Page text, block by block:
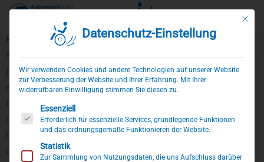
Zum
Inhalt
springen
Home Produkte»Einstiegshilfen»Schwenksitz Ford B-Max
Schwenksitz für Ford B-Max
Der BraunAbility Turnout BIS ist ein speziell für den Ford B-Max
entwickelte Schwenksitz als Konsole. Da im Ford B-Max keine
B-Säule vorhanden ist, ist der Sicherheitsgurt beim Turnout BIS
direkt in den Sitz integriert. Die Schwenksitzkonsole wird
mechanisch betrieben und ist linksdrehend für die Fahrerseite
und rechtsdrehend für die Beifahrerseite erhältlich.
Mit
Datenschutz-Einstellung
Wir verwenden Cookies und andere Technologien auf unserer Website
zur Verbesserung der Website und Ihrer Erfahrung. Mit Ihrer
widerrufbaren Einwilligung stimmen Sie diesen zu.
Es folgt eine Liste der Service-Gruppen, für die eine
Essenziell
Erforderlich für essenzielle Services, grundlegende Funktionen
und das ordnungsgemäße Funktionieren der Website.
Statistik
Zur Sammlung von Nutzungsdaten, die uns Aufschluss darüber